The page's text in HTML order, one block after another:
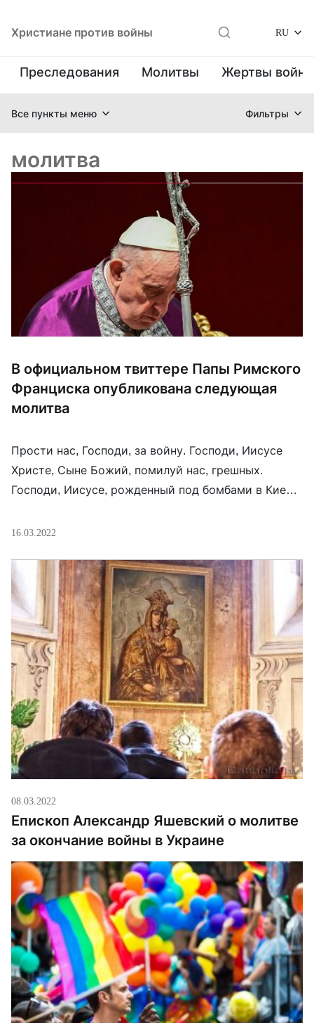
Христиане против войны RU
Преследования Молитвы Жертвы
Все пункты меню Фильтры
молитва
В официальном твиттере Папы Римского
Франциска опубликована следующая
молитва
Прости нас, Господи, за войну. Господи, Иисусе
Христе, Сыне Божий, помилуй нас, грешных.
Господи, Иисусе, рожденный под бомбами в Киеве,
матери в подземном укрытии Харькова, помилуй
умоляем Тебя: останови руку Каина. …Когда же Ты
остановишь руку Каина, позаботься о нем. Он наш
[…]
16.03.2022
08.03.2022
Епископ Александр Яшевский о молитве
за окончание войны в Украине